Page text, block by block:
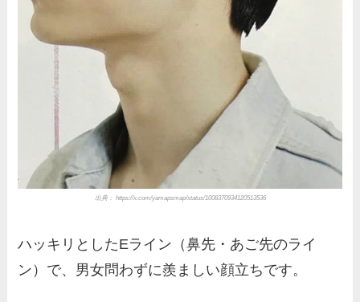
出典： https://x.com/yamapsmap/status/1008370934120513536
ハッキリとしたEライン（鼻先・あご先のライ
ン）で、男女問わずに羨ましい顔立ちです。